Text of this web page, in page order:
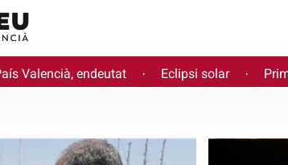
Valencià, endeutat · Eclipsi solar ·